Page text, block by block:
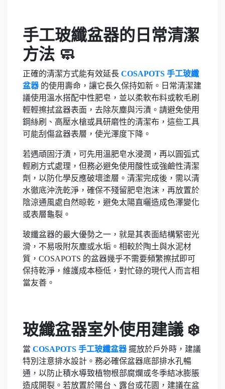
手工玻纖盆器的日常清潔
方法 🧼
正確的清潔方式能有效延長 COSAPOTS 手工玻纖
盆器 的使用壽命，讓它長久保持如新。日常清潔建
議使用溫水搭配中性肥皂，並以柔軟布料或軟毛刷
輕輕擦拭盆器表面，去除灰塵與污漬。請避免使用
鋼絲刷、高壓水槍或具研磨性的清潔布，這些工具
可能刮傷盆器表層，使光澤度下降。
若遇頑固汙漬，可先用溫肥皂水浸潤，再以圓弧式
輕刷方式處理，但務必避免使用酸性或強鹼性清潔
劑，以防化學反應破壞塗層。清潔完成後，需以清
水徹底沖洗乾淨，確保不殘留肥皂泡沫，再放置於
陰涼通風處自然晾乾，避免太陽直曬造成色澤變化
或表層龜裂。
玻纖盆器的最大優勢之一，就是其表面結構緊密光
滑，不易吸附灰塵或水垢。相較於陶土與水泥材
質，COSAPOTS 的盆器幾乎不需要頻繁擦拭即可
保持乾淨，維護成本極低，對忙碌的現代人而言相
當友善。
玻纖盆器室外使用建議 ❄️
當 COSAPOTS 手工玻纖盆器 擺放於戶外時，建議
特別注意排水設計。務必確保盆器底部排水孔暢
通，以防止積水導致植物根部腐爛或冬季結冰膨脹
造成開裂。若放置於陽台、露台或花園，建議在盆